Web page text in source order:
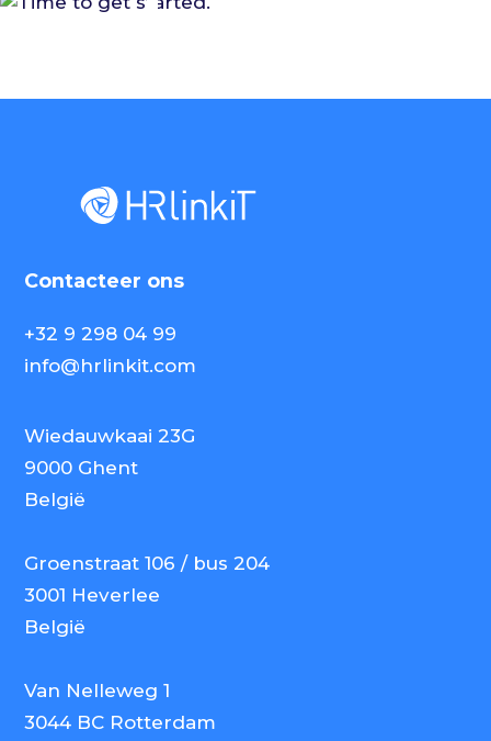
Contacteer ons
+32 9 298 04 99
info@hrlinkit.com
Wiedauwkaai 23G
9000 Ghent
België
Groenstraat 106 / bus 204
3001 Heverlee
België
Van Nelleweg 1
3044 BC Rotterdam